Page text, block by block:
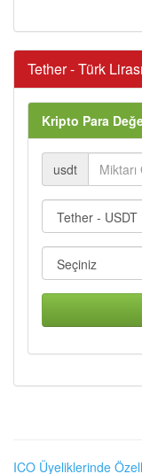
Tether - Türk
Kripto Para
usdt
ICO Üyeliklerinde